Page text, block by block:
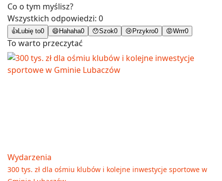
Co o tym myślisz?
Wszystkich odpowiedzi: 0
👍 Lubię to0 😄 Hahaha0 😯Szok0 😢 Przykro0 😡Wrrr0
To warto przeczytać
Wydarzenia
300 tys. zł dla ośmiu klubów i kolejne inwestycje sportowe w